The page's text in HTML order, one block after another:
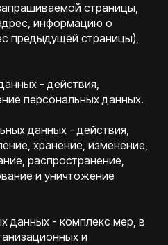
страницы,
информацию о
предыдущей страницы),
- действия,
персональных данных.
данных - действия,
хранение, изменение,
распространение,
и уничтожение
данных - комплекс мер, в
и